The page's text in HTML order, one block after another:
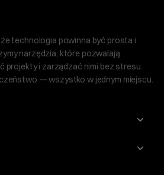
technologia powinna być prosta i
narzędzia, które pozwalają
projekty i zarządzać nimi bez stresu.
— wszystko w jednym miejscu.